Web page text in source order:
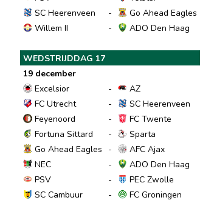
SC Heerenveen
-
Go Ahead Eagles
Willem II
- ADO Den Haag
WEDSTRIJDDAG 17
19 december
Excelsior
-
AZ
FC Utrecht
-
SC Heerenveen
Feyenoord
-
FC Twente
Fortuna Sittard
-
Sparta
Go Ahead Eagles
-
AFC Ajax
NEC
-
ADO Den Haag
PSV
-
PEC Zwolle
SC Cambuur
-
FC Groningen